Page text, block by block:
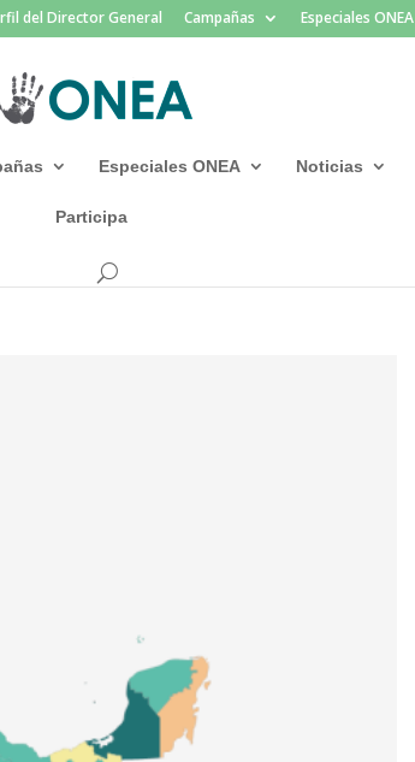
del Director General Campañas Especiales ONEA
Especiales ONEA Noticias
Participa